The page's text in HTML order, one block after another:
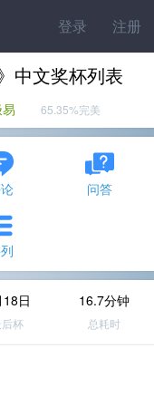
登录 注册
中文奖杯列表
65.35%完美
问答
日
后杯
16.7分钟
总耗时